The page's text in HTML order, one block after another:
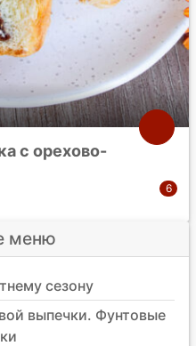
с орехово-
меню
сезону
выпечки. Фунтовые